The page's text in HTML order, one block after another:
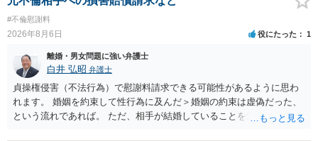
をいえば、夫から「この条件なら離婚してもよい」として提示された
条件を全部丸呑みする、という方法しかないかもしれません）。た
だ、離婚訴訟をしたくないという考えを見透かされてしまうと、逆に
足下を見られてしまいますので、注意する必要があります。 夫が離婚
に抵抗する可能性が高いのであれば、むしろ淡々と調停不成立にして
離婚訴訟で離婚原因を主張し、判決へ持っていく方が近道であること
も少なくありません。見通し等を含め、弁護士へ相談・依頼した方が
よいと思います。
#不倫慰謝料
2026年8月6日 役にたった 1
離婚・男女問題に強い弁護士
白井 弘昭 弁護士
貞操権侵害（不法行為）で慰謝料請求できる可能性があるように思わ
れます。 婚姻を約束して性行為に及んだ＞婚姻の約束は虚偽だった、
という流れであれば。 ただ、相手が結婚していることを知って行為に